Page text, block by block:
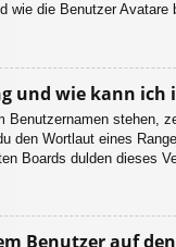
wie die Benutzer
und wie kann ich
Benutzernamen stehen,
den Wortlaut eines
Boards dulden dieses
Benutzer auf